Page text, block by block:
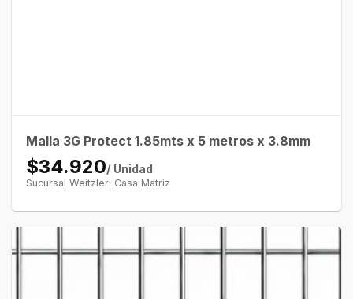
Malla 3G Protect 1.85mts x 5 metros x 3.8mm
$34.920/ Unidad
Sucursal Weitzler: Casa Matriz